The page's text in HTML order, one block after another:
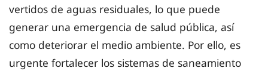
vertidos de aguas residuales, lo que puede
generar una emergencia de salud pública, así
como deteriorar el medio ambiente. Por ello, es
urgente fortalecer los sistemas de saneamiento